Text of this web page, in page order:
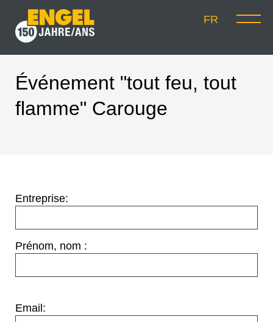
FR
Événement "tout feu, tout
flamme" Carouge
Entreprise:
Prénom, nom :
Email: